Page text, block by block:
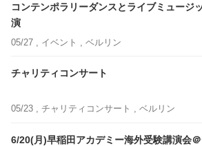
コンテンポラリーダンスとライブミュージ
演
05/27 , イベント , ベルリン
チャリティコンサート
05/23 , チャリティコンサート , ベルリン
6/20(月)早稲田アカデミー海外受験講演会